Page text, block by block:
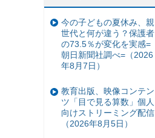
今の子どもの夏休み、親
世代と何が違う？保護者
の73.5％が変化を実感=
朝日新聞社調べ=（2026
年8月7日）
教育出版、映像コンテン
ツ「目で見る算数」個人
向けストリーミング配信
（2026年8月5日）